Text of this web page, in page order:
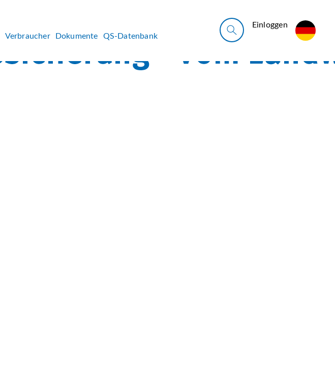
Verbraucher Dokumente QS-Datenbank
Ein­log­gen